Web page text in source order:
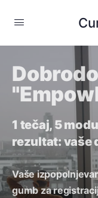
1 tečaj, 5
rezultat: vaše
Vaše
gumb za